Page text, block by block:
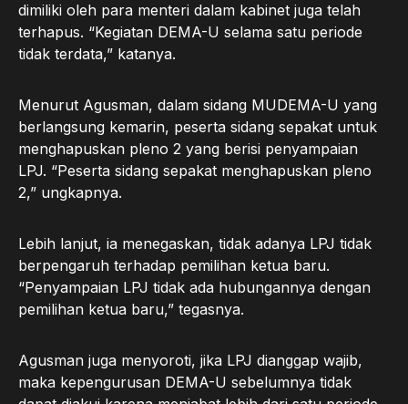
dimiliki oleh para menteri dalam kabinet juga telah
terhapus. “Kegiatan DEMA-U selama satu periode
tidak terdata,” katanya.
Menurut Agusman, dalam sidang MUDEMA-U yang
berlangsung kemarin, peserta sidang sepakat untuk
menghapuskan pleno 2 yang berisi penyampaian
LPJ. “Peserta sidang sepakat menghapuskan pleno
2,” ungkapnya.
Lebih lanjut, ia menegaskan, tidak adanya LPJ tidak
berpengaruh terhadap pemilihan ketua baru.
“Penyampaian LPJ tidak ada hubungannya dengan
pemilihan ketua baru,” tegasnya.
Agusman juga menyoroti, jika LPJ dianggap wajib,
maka kepengurusan DEMA-U sebelumnya tidak